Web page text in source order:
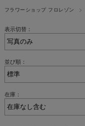
フラワーショップ フロレゾン
表示切替：
並び順：
在庫：